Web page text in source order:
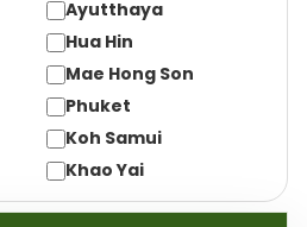
Ayutthaya
Hua Hin
Mae Hong Son
Phuket
Koh Samui
Khao Yai